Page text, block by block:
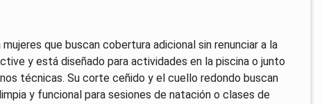
que buscan cobertura adicional sin renunciar a la
y está diseñado para actividades en la piscina o junto
técnicas. Su corte ceñido y el cuello redondo buscan
y funcional para sesiones de natación o clases de